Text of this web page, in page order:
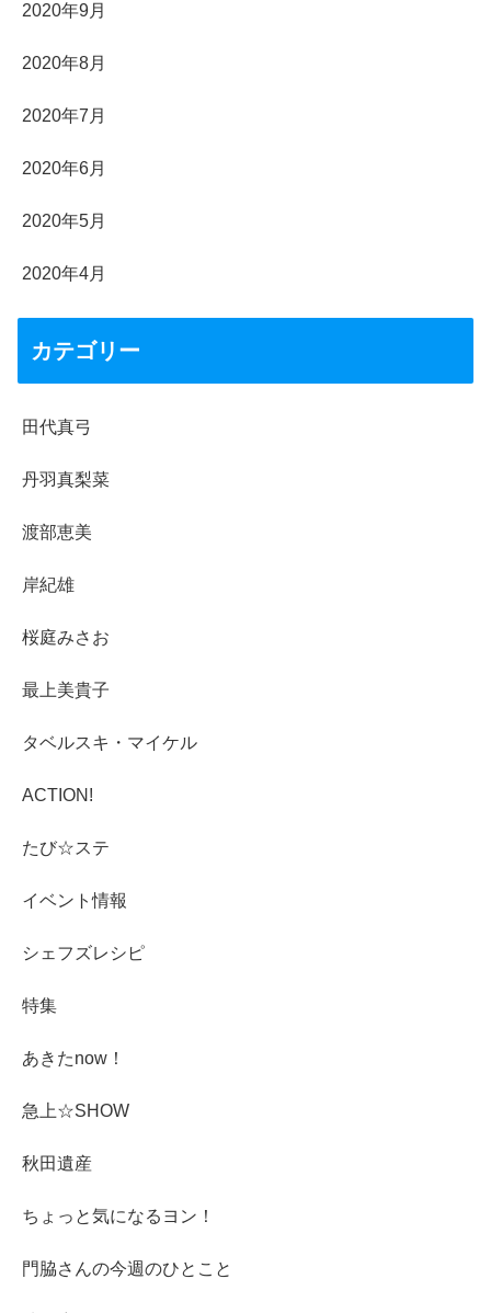
2020年9月
2020年8月
2020年7月
2020年6月
2020年5月
2020年4月
カテゴリー
田代真弓
丹羽真梨菜
渡部恵美
岸紀雄
桜庭みさお
最上美貴子
タベルスキ・マイケル
ACTION!
たび☆ステ
イベント情報
シェフズレシピ
特集
あきたnow！
急上☆SHOW
秋田遺産
ちょっと気になるヨン！
門脇さんの今週のひとこと